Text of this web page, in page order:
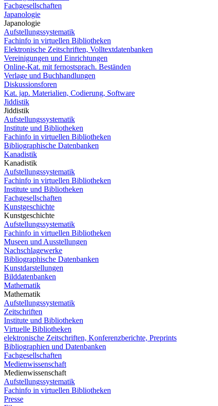
Fachgesellschaften
Japanologie
Japanologie
Aufstellungssystematik
Fachinfo in virtuellen Bibliotheken
Elektronische Zeitschriften, Volltextdatenbanken
Vereinigungen und Einrichtungen
Online-Kat. mit fernostsprach. Beständen
Verlage und Buchhandlungen
Diskussionsforen
Kat. jap. Materialien, Codierung, Software
Jiddistik
Jiddistik
Aufstellungssystematik
Institute und Bibliotheken
Fachinfo in virtuellen Bibliotheken
Bibliographische Datenbanken
Kanadistik
Kanadistik
Aufstellungssystematik
Fachinfo in virtuellen Bibliotheken
Institute und Bibliotheken
Fachgesellschaften
Kunstgeschichte
Kunstgeschichte
Aufstellungssystematik
Fachinfo in virtuellen Bibliotheken
Museen und Ausstellungen
Nachschlagewerke
Bibliographische Datenbanken
Kunstdarstellungen
Bilddatenbanken
Mathematik
Mathematik
Aufstellungssystematik
Zeitschriften
Institute und Bibliotheken
Virtuelle Bibliotheken
elektronische Zeitschriften, Konferenzberichte, Preprints
Bibliographien und Datenbanken
Fachgesellschaften
Medienwissenschaft
Medienwissenschaft
Aufstellungssystematik
Fachinfo in virtuellen Bibliotheken
Presse